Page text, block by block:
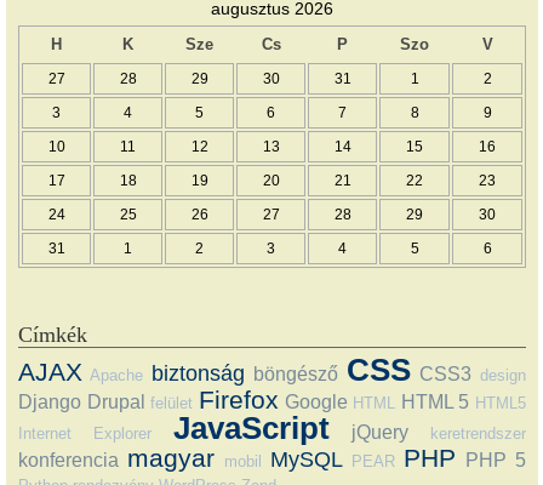
augusztus 2026
H K Sze Cs P Szo V
27 28 29 30 31 1 2
3 4 5 6 7 8 9
10 11 12 13 14 15 16
17 18 19 20 21 22 23
24 25 26 27 28 29 30
31 1 2 3 4 5 6
Címkék
AJAX Apache biztonság böngésző CSS CSS3 design
Django Drupal felület Firefox Google HTML HTML 5 HTML5
Internet Explorer
JavaScript jQuery keretrendszer
konferencia magyar mobil MySQL PEAR PHP PHP 5